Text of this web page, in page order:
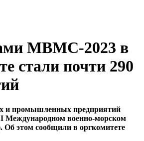
МВМС-2023 в
стали почти 290
и промышленных предприятий
Международном военно-морском
этом сообщили в оргкомитете